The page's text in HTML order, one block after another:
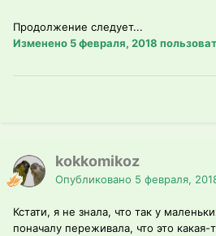
Продолжение следует...
Изменено 5 февраля, 2018
kokkomikoz
Опубликовано 5 февраля,
Кстати, я не знала, что так у
поначалу переживала, что это